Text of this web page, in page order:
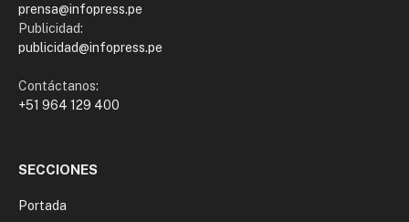
prensa@infopress.pe
Publicidad:
publicidad@infopress.pe
Contáctanos:
+51 964 129 400
SECCIONES
Portada